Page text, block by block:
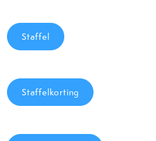
Staffel
Staffelkorting